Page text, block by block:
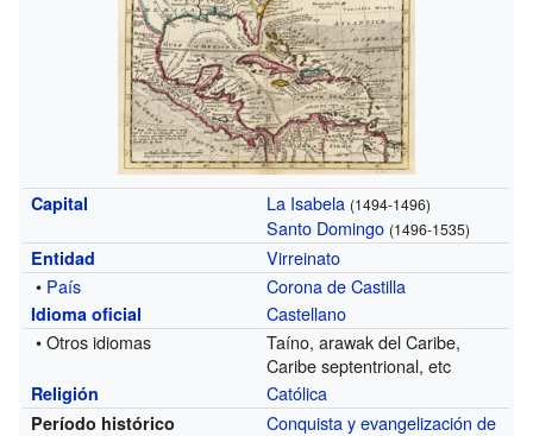
Capital La Isabela (1494-1496)
Santo Domingo (1496-1535)
Entidad
Virreinato
• País Corona de Castilla
Idioma oficial
Castellano
• Otros idiomas
Taíno, arawak del Caribe,
Caribe septentrional, etc
Religión Católica
Período histórico
Conquista y evangelización de